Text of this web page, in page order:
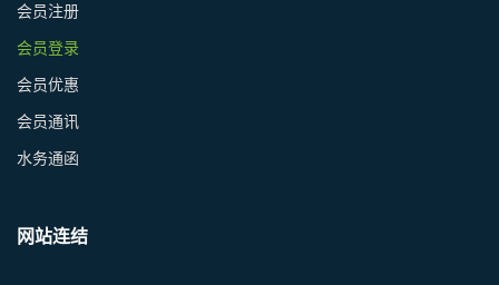
会员注册
会员登录
会员优惠
会员通讯
水务通函
网站连结